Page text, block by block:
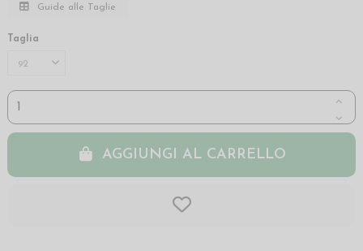
Guide alle Taglie
Taglia
AGGIUNGI AL CARRELLO